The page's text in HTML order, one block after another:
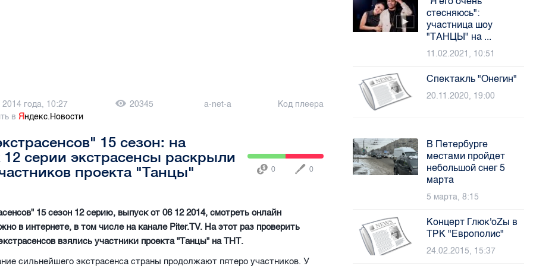
года, 10:27 20345 a-net-a
Код плеера
вЯндекс.Новости
15 сезон: на
12 серии экстрасенсы раскрыли
проекта "Танцы"
0 0
15 сезон 12 серию, выпуск от 06 12 2014, смотреть онлайн
в интернете, в том числе на канале Piter.TV. На этот раз проверить
взялись участники проекта "Танцы" на ТНТ.
сильнейшего экстрасенса страны продолжают пятеро участников. У
стесняюсь":
участница шоу
"ТАНЦЫ" на ...
11.02.2021, 10:51
Спектакль "Онегин"
20.11.2020, 19:00
В Петербурге
местами пройдет
небольшой снег 5
марта
5 марта, 8:15
Концерт Глюк'оZы в
ТРК "Европолис"
24.02.2015, 15:37